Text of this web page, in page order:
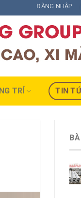
ĐĂNG NHẬP
TRÍ TIN